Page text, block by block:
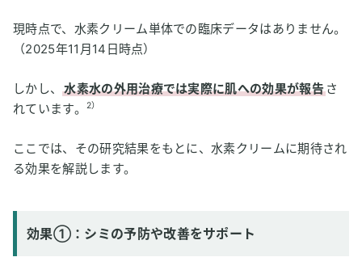
現時点で、水素クリーム単体での臨床データはありません。
（2025年11月14日時点）
しかし、水素水の外用治療では実際に肌への効果が報告 さ
れています。
2）
ここでは、その研究結果をもとに、水素クリームに期待され
る効果を解説します。
効果①：シミの予防や改善をサポート